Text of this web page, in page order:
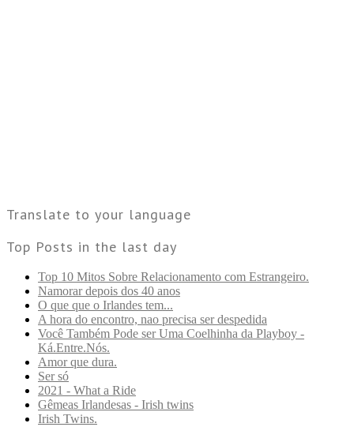
Translate to your language
Top Posts in the last day
Top 10 Mitos Sobre Relacionamento com Estrangeiro.
Namorar depois dos 40 anos
O que que o Irlandes tem...
A hora do encontro, nao precisa ser despedida
Você Também Pode ser Uma Coelhinha da Playboy -
Ká.Entre.Nós.
Amor que dura.
Ser só
2021 - What a Ride
Gêmeas Irlandesas - Irish twins
Irish Twins.